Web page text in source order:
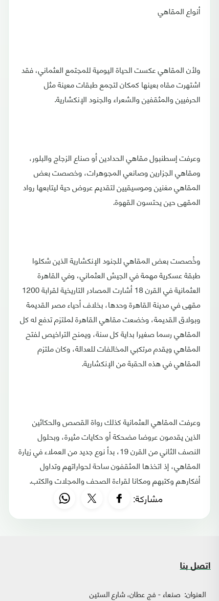
أنواع المقاهي
ولأن المقاهي عكست الحياة اليومية للمجتمع العثماني، فقد
اشتهرت مقاه بعينها كمكان لتجمع طبقات معينة مثل
الحرفيين والمثقفين والشعراء والجنود الإنكشارية.
وعرفت إسطنبول مقاهي الحدادين أو صناع الزجاج والبلور،
ومقاهي الجزارين وصانعي المجوهرات، وخصصت بعض
المقاهي مغنين وموسيقيين لتقديم عروض حية ليتابعها رواد
المقهى حين يحتسون القهوة.
وخُصصت بعض المقاهي للجنود الإنكشارية الذين شكلوا
طبقة عسكرية مهمة في الجيش العثماني، وفي القاهرة
العثمانية في القرن 18 أشارت المصادر التاريخية لقرابة 1200
مقهى في مدينة القاهرة وحدها، بخلاف أحياء مصر القديمة
وبولاق القديمة، وخضعت مقاهي القاهرة لملتزم تدفع له كل
المقاهي رسما صغيرا بداية كل سنة، ويمنح التراخيص لفتح
المقاهي ويقدم مرتكبي المخالفات للعدالة، وكان ملتزم
المقاهي في هذه الحقبة من الإنكشارية.
وعرفت المقاهي العثمانية كذلك رواة القصص والحكائين
الذين يقدمون عروضا مضحكة أو حكايات مثيرة، وبحلول
النصف الثاني من القرن 19، بدأ نوع جديد من العملاء في زيارة
المقاهي، إذ اتخذها المثقفون ساحة لحواراتهم وتداول
أفكارهم وكتبهم ومكانا لقراءة الصحف والمجلات والكتب.
مشاركة:
اتصل بنا
العنوان: صنعاء - فج عطان، شارع الستين